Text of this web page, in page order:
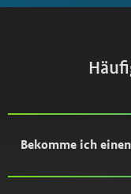
Bekomme ich